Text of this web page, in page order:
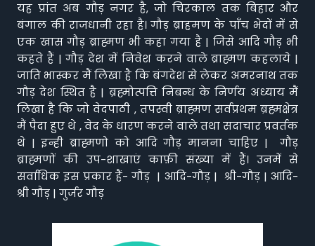
यह प्रांत अब गौड़ नगर है, जो चिरकाल तक बिहार और
बंगाल की राजधानी रहा है। गौड़ ब्राहमण के पाँच भेदों में से
एक खास गौड़ ब्राह्मण भी कहा गया है | जिसे आदि गौड़ भी
कहते हैं | गौड़ देश में निवेश करने वाले ब्राह्मण कहलाये |
जाति भास्कर मैं लिखा है कि बंगदेश से लेकर अमरनाथ तक
गौड़ देश स्थित है | ब्रह्मोत्पत्ति निबन्ध के निर्णय अध्याय मैं
लिखा है कि जो वेदपाठी , तपस्वी ब्राह्मण सर्वप्रथम ब्रह्मक्षेत्र
मैं पैदा हुए थे , वेद के धारण करने वाले तथा सदाचार प्रवर्तक
थे | इन्ही ब्राह्मणो को आदि गौड़ मानना चाहिए | गौड़
ब्राह्मणों की उप-शाखाएं काफ़ी संख्या में हैं। उनमें से
सर्वाधिक इस प्रकार हैं- गौड़ | आदि-गौड़ | श्री-गौड़ | आदि-
श्री गौड़ | गुर्जर गौड़